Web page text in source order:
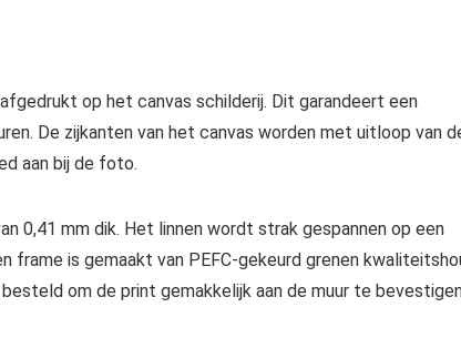
op het canvas schilderij. Dit garandeert een
De zijkanten van het canvas worden met uitloop van
aan bij de foto.
0,41 mm dik. Het linnen wordt strak gespannen op een
is gemaakt van PEFC-gekeurd grenen
om de print gemakkelijk aan de muur te